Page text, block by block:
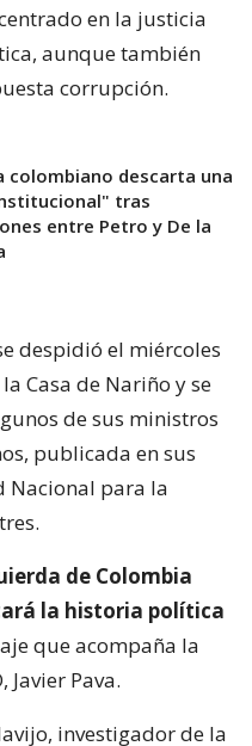
en la justicia
aunque también
corrupción.
colombiano descarta una
tras
entre Petro y De la
despidió el miércoles
Casa de Nariño y se
de sus ministros
publicada en sus
Nacional para la
de Colombia
la historia política
que acompaña la
Javier Pava.
investigador de la